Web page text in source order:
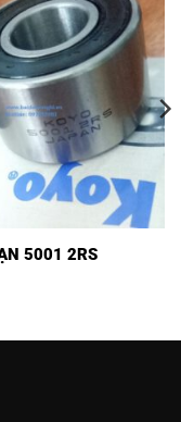
5001 2RS